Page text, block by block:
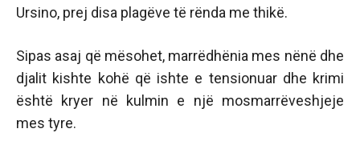
Ursino, prej disa plagëve të rënda me thikë.
Sipas asaj që mësohet, marrëdhënia mes nënë dhe
djalit kishte kohë që ishte e tensionuar dhe krimi
është kryer në kulmin e një mosmarrëveshjeje
mes tyre.